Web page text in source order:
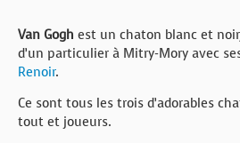
Van Gogh est un chaton blanc et
d’un particulier à Mitry-Mory avec
Renoir.
Ce sont tous les trois d’adorables
tout et joueurs.